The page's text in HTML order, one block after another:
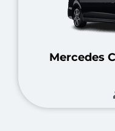
Mercedes